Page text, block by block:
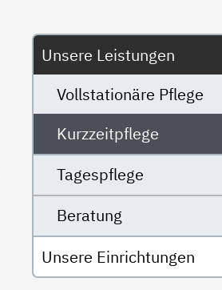
Untermenü
Unsere Leistungen
Vollstationäre Pflege
Kurzzeitpflege
Tagespflege
Beratung
Unsere Einrichtungen